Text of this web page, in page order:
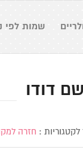
שמות לפי
דודו
: חזרה